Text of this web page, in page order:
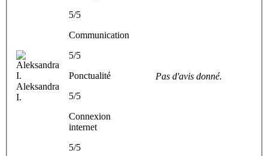
Aleksandra
I.
5/5
Communication
5/5
Ponctualité
5/5
Connexion
internet
5/5
Pas d'avis donné.